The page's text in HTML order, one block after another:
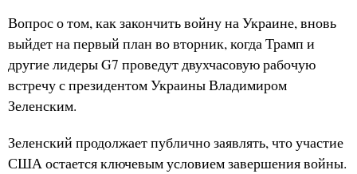
Вопрос о том, как закончить войну на Украине, вновь
выйдет на первый план во вторник, когда Трамп и
другие лидеры G7 проведут двухчасовую рабочую
встречу с президентом Украины Владимиром
Зеленским.
Зеленский продолжает публично заявлять, что участие
США остается ключевым условием завершения войны.